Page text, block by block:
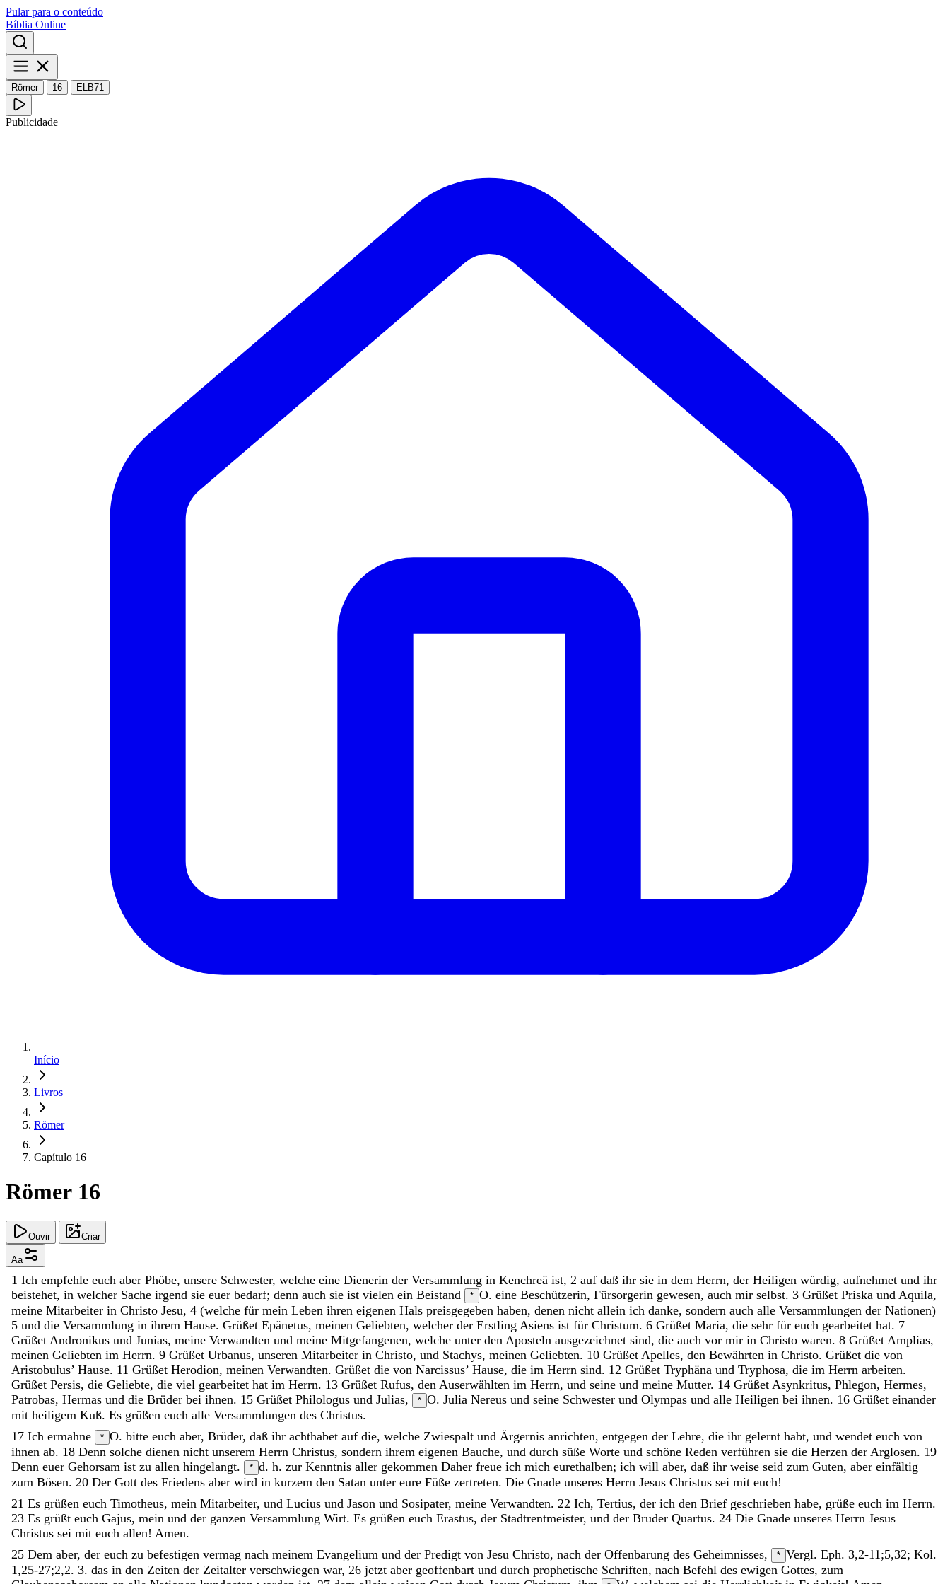
Pular para o conteúdo
Bíblia Online
Römer 16 ELB71
Publicidade
Início
Livros
Römer
Capítulo 16
Römer 16
Ouvir Criar
Aa
1 Ich empfehle euch aber Phöbe, unsere Schwester, welche eine Dienerin der Versammlung in Kenchreä ist, 2 auf daß ihr sie in dem Herrn, der Heiligen würdig, aufnehmet und ihr
beistehet, in welcher Sache irgend sie euer bedarf; denn auch sie ist vielen ein Beistand * O. eine Beschützerin, Fürsorgerin gewesen, auch mir selbst. 3 Grüßet Priska und Aquila,
meine Mitarbeiter in Christo Jesu, 4 (welche für mein Leben ihren eigenen Hals preisgegeben haben, denen nicht allein ich danke, sondern auch alle Versammlungen der Nationen)
5 und die Versammlung in ihrem Hause. Grüßet Epänetus, meinen Geliebten, welcher der Erstling Asiens ist für Christum. 6 Grüßet Maria, die sehr für euch gearbeitet hat. 7
Grüßet Andronikus und Junias, meine Verwandten und meine Mitgefangenen, welche unter den Aposteln ausgezeichnet sind, die auch vor mir in Christo waren. 8 Grüßet Amplias,
meinen Geliebten im Herrn. 9 Grüßet Urbanus, unseren Mitarbeiter in Christo, und Stachys, meinen Geliebten. 10 Grüßet Apelles, den Bewährten in Christo. Grüßet die von
Aristobulus’ Hause. 11 Grüßet Herodion, meinen Verwandten. Grüßet die von Narcissus’ Hause, die im Herrn sind. 12 Grüßet Tryphäna und Tryphosa, die im Herrn arbeiten.
Grüßet Persis, die Geliebte, die viel gearbeitet hat im Herrn. 13 Grüßet Rufus, den Auserwählten im Herrn, und seine und meine Mutter. 14 Grüßet Asynkritus, Phlegon, Hermes,
Patrobas, Hermas und die Brüder bei ihnen. 15 Grüßet Philologus und Julias, * O. Julia Nereus und seine Schwester und Olympas und alle Heiligen bei ihnen. 16 Grüßet einander
mit heiligem Kuß. Es grüßen euch alle Versammlungen des Christus.
17 Ich ermahne * O. bitte euch aber, Brüder, daß ihr achthabet auf die, welche Zwiespalt und Ärgernis anrichten, entgegen der Lehre, die ihr gelernt habt, und wendet euch von
ihnen ab. 18 Denn solche dienen nicht unserem Herrn Christus, sondern ihrem eigenen Bauche, und durch süße Worte und schöne Reden verführen sie die Herzen der Arglosen. 19
Denn euer Gehorsam ist zu allen hingelangt. * d. h. zur Kenntnis aller gekommen Daher freue ich mich eurethalben; ich will aber, daß ihr weise seid zum Guten, aber einfältig
zum Bösen. 20 Der Gott des Friedens aber wird in kurzem den Satan unter eure Füße zertreten. Die Gnade unseres Herrn Jesus Christus sei mit euch!
21 Es grüßen euch Timotheus, mein Mitarbeiter, und Lucius und Jason und Sosipater, meine Verwandten. 22 Ich, Tertius, der ich den Brief geschrieben habe, grüße euch im Herrn.
23 Es grüßt euch Gajus, mein und der ganzen Versammlung Wirt. Es grüßen euch Erastus, der Stadtrentmeister, und der Bruder Quartus. 24 Die Gnade unseres Herrn Jesus
Christus sei mit euch allen! Amen.
25 Dem aber, der euch zu befestigen vermag nach meinem Evangelium und der Predigt von Jesu Christo, nach der Offenbarung des Geheimnisses, * Vergl. Eph. 3,2-11;5,32; Kol.
1,25-27;2,2. 3. das in den Zeiten der Zeitalter verschwiegen war, 26 jetzt aber geoffenbart und durch prophetische Schriften, nach Befehl des ewigen Gottes, zum